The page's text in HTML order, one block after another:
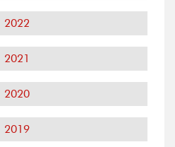
2022
2021
2020
2019